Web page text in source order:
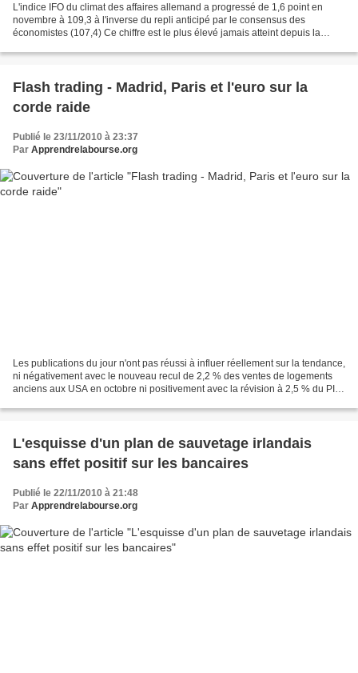
L'indice IFO du climat des affaires allemand a progressé de 1,6 point en
novembre à 109,3 à l'inverse du repli anticipé par le consensus des
économistes (107,4) Ce chiffre est le plus élevé jamais atteint depuis la
Flash trading - Madrid, Paris et l'euro sur la
corde raide
Publié le 23/11/2010 à 23:37
Par Apprendrelabourse.org
Les publications du jour n'ont pas réussi à influer réellement sur la tendance,
ni négativement avec le nouveau recul de 2,2 % des ventes de logements
anciens aux USA en octobre ni positivement avec la révision à 2,5 % du PIB
L'esquisse d'un plan de sauvetage irlandais
sans effet positif sur les bancaires
Publié le 22/11/2010 à 21:48
Par Apprendrelabourse.org